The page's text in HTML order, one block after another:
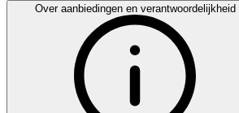
Over aanbiedingen en verantwoordelijkheid